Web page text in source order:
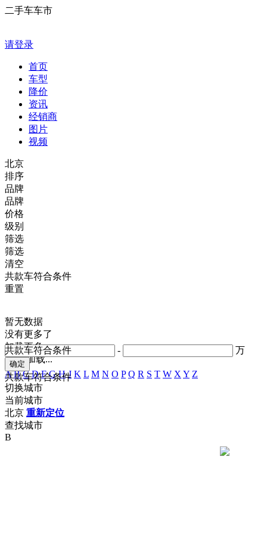
二手车车市
请登录
首页
车型
降价
资讯
经销商
图片
视频
北京
排序
品牌
品牌
价格
- 万
共款车符合条件
级别
共款车符合条件
筛选
筛选
清空
共款车符合条件
重置
暂无数据
没有更多了
加载更多
正在加载...
A B C D F G H J K L M N O P Q R S T W X Y Z
切换城市
当前城市
北京 重新定位
查找城市
B